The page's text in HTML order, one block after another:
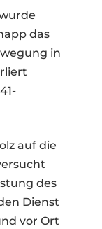
das
in
auf die
des
Dienst
vor Ort